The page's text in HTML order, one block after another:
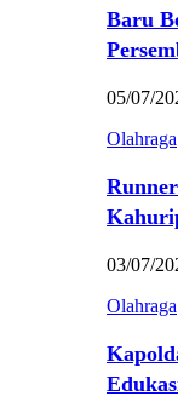
Baru
05/07/
Olahraga
03/07/
Olahraga